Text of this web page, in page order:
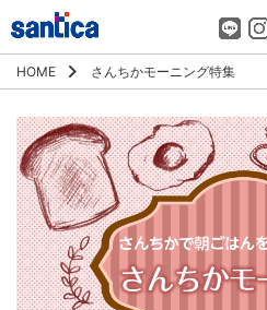
HOME さんちかモーニング特集